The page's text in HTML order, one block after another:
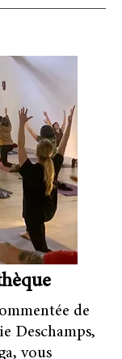
de
Deschamps,
vous